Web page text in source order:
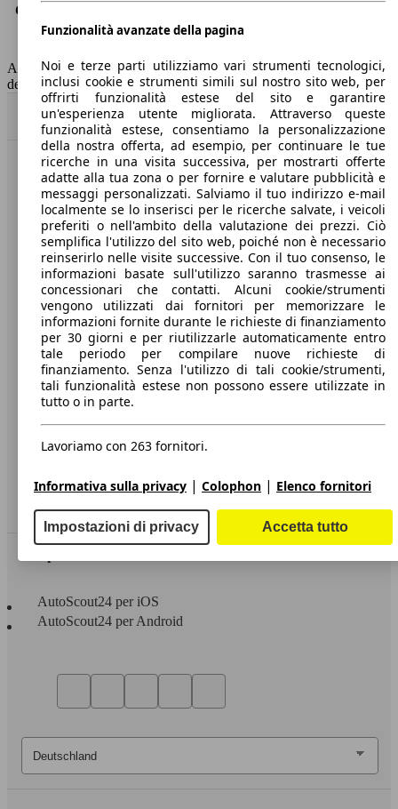
Consumo (combinato)*
Classe di emissione
Euro 6
AutoScout24 non si assume alcuna responsabilità per la correttezza
dei dati.
Torna su
Benvenuti su AutoScout24, il mercato auto europeo.
Società
A proposito di AutoScout24
Stampa
Media
Condizioni generali
Informazioni
Dichiarazione di Accessibilità
Servizi
Area rivenditori
AutoScout24 per iOS
AutoScout24 per Android
Funzionalità avanzate della pagina
Noi e terze parti utilizziamo vari strumenti tecnologici,
inclusi cookie e strumenti simili sul nostro sito web, per
offrirti funzionalità estese del sito e garantire
un'esperienza utente migliorata. Attraverso queste
funzionalità estese, consentiamo la personalizzazione
della nostra offerta, ad esempio, per continuare le tue
ricerche in una visita successiva, per mostrarti offerte
adatte alla tua zona o per fornire e valutare pubblicità e
messaggi personalizzati. Salviamo il tuo indirizzo e-mail
localmente se lo inserisci per le ricerche salvate, i veicoli
preferiti o nell'ambito della valutazione dei prezzi. Ciò
semplifica l'utilizzo del sito web, poiché non è necessario
reinserirlo nelle visite successive. Con il tuo consenso, le
informazioni basate sull'utilizzo saranno trasmesse ai
concessionari che contatti. Alcuni cookie/strumenti
vengono utilizzati dai fornitori per memorizzare le
informazioni fornite durante le richieste di finanziamento
per 30 giorni e per riutilizzarle automaticamente entro
tale periodo per compilare nuove richieste di
finanziamento. Senza l'utilizzo di tali cookie/strumenti,
tali funzionalità estese non possono essere utilizzate in
tutto o in parte.
Lavoriamo con 263 fornitori.
Informativa sulla privacy | Colophon | Elenco fornitori
Impostazioni di privacy Accetta tutto